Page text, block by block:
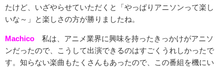
たけど、いざやらせていただくと「やっぱりアニソンって楽し
いな～」と楽しさの方が勝りましたね。
Machico 私は、アニメ業界に興味を持ったきっかけがアニソ
ンだったので、こうして出演できるのはすごくうれしかったで
す。知らない楽曲もたくさんもあったので、この番組を機にい